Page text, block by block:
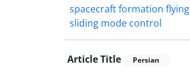
spacecraft formation flying
sliding mode control
Article Title Persian